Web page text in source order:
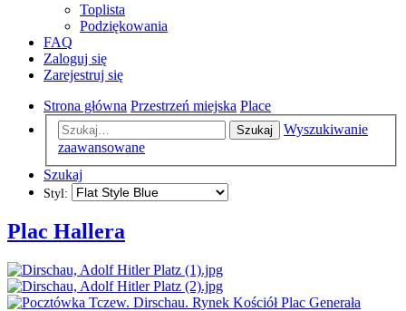
Toplista
Podziękowania
FAQ
Zaloguj się
Zarejestruj się
Strona główna Przestrzeń miejska Place
Szukaj
Wyszukiwanie
zaawansowane
Szukaj
Styl:
Plac Hallera